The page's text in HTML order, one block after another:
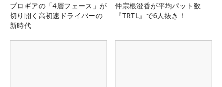
プロギアの「4層フェース」が
切り開く高初速ドライバーの
新時代
仲宗根澄香が平均パット数
『TRTL』で6人抜き！